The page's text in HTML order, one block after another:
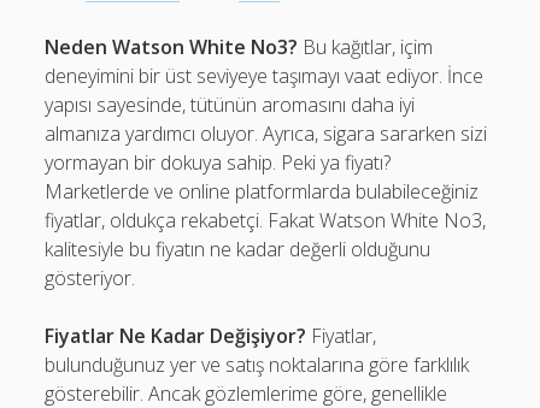
Ücretsiz Instagram Bayan Takipçi Hilesi
Sayfa Listesi
Tiktok Takipçi Hilesi Şifresiz
Ücretsiz Instagram Bayan Takipçi Hilesi
Neden Watson White No3? Bu kağıtlar, içim
deneyimini bir üst seviyeye taşımayı vaat ediyor. İnce
yapısı sayesinde, tütünün aromasını daha iyi
almanıza yardımcı oluyor. Ayrıca, sigara sararken sizi
yormayan bir dokuya sahip. Peki ya fiyatı?
Marketlerde ve online platformlarda bulabileceğiniz
fiyatlar, oldukça rekabetçi. Fakat Watson White No3,
kalitesiyle bu fiyatın ne kadar değerli olduğunu
gösteriyor.
Fiyatlar Ne Kadar Değişiyor? Fiyatlar,
bulunduğunuz yer ve satış noktalarına göre farklılık
gösterebilir. Ancak gözlemlerime göre, genellikle